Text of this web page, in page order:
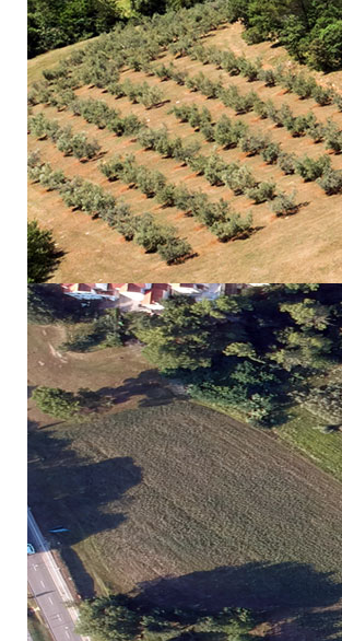
Ažurirano: 06 Kolovoz 2025